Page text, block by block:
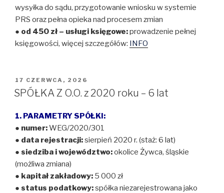
wysyłka do sądu, przygotowanie wniosku w systemie
PRS oraz pełna opieka nad procesem zmian
● od 450 zł – usługi księgowe:prowadzenie pełnej
księgowości, więcej szczegółów: INFO
OPUBLIKOWANE
W
17 CZERWCA, 2026
SPÓŁKA Z O.O. z 2020 roku – 6 lat
1. PARAMETRY SPÓŁKI:
● numer:WEG/2020/301
● data rejestracji:sierpień 2020 r. (staż: 6 lat)
● siedziba i województwo:okolice Żywca, śląskie
(możliwa zmiana)
● kapitał zakładowy: 5 000 zł
● status podatkowy:spółka niezarejestrowana jako